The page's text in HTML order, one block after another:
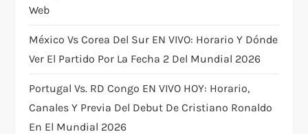
Web
México Vs Corea Del Sur EN VIVO: Horario Y Dónde
Ver El Partido Por La Fecha 2 Del Mundial 2026
Portugal Vs. RD Congo EN VIVO HOY: Horario,
Canales Y Previa Del Debut De Cristiano Ronaldo
En El Mundial 2026